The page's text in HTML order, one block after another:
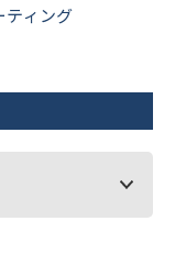
ティング